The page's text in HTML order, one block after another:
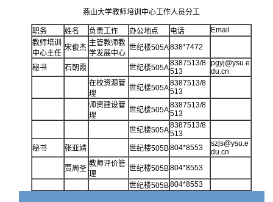
燕山大学教师培训中心工作人员分工
职务 姓名 负责工作 办公地点 电话
Email
教师培训
中心主任
宋俊杰
主管教师教
学发展中心
世纪楼505A838*7472
秘书 石朝霞 世纪楼505A
8387513/8
513
pgyj@ysu.e
du.cn
在校资源管
理
世纪楼505A
8387513/8
513
师资建设管
理
世纪楼505A
8387513/8
513
世纪楼505A
8387513/8
513
秘书
张亚靖 世纪楼505B804*8553
szjs@ysu.e
du.cn
贾周圣
教师评价管
理
世纪楼505B804*8553
世纪楼505B804*8553